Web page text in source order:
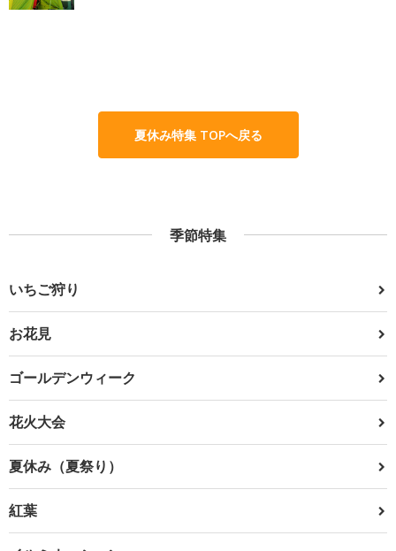
夏休み特集 TOPへ戻る
季節特集
いちご狩り
お花見
ゴールデンウィーク
花火大会
夏休み（夏祭り）
紅葉